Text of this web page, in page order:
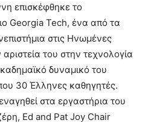
επισκέφθηκε το
Georgia Tech, ένα από τα
στις Ηνωμένες
του στην τεχνολογία
δυναμικό του
30 Έλληνες καθηγητές.
στα εργαστήρια του
Ed and Pat Joy Chair